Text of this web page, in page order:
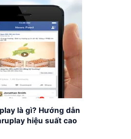
là gì? Hướng dẫn
hiệu suất cao